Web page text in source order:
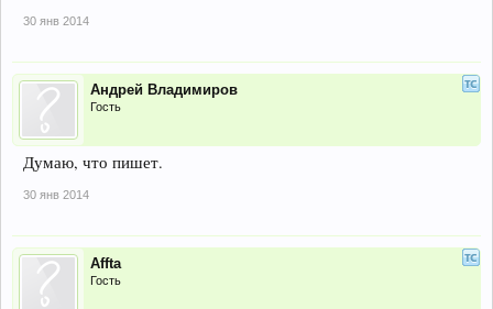
30 янв 2014
Андрей Владимиров
Гость
Думаю, что пишет.
30 янв 2014
Affta
Гость